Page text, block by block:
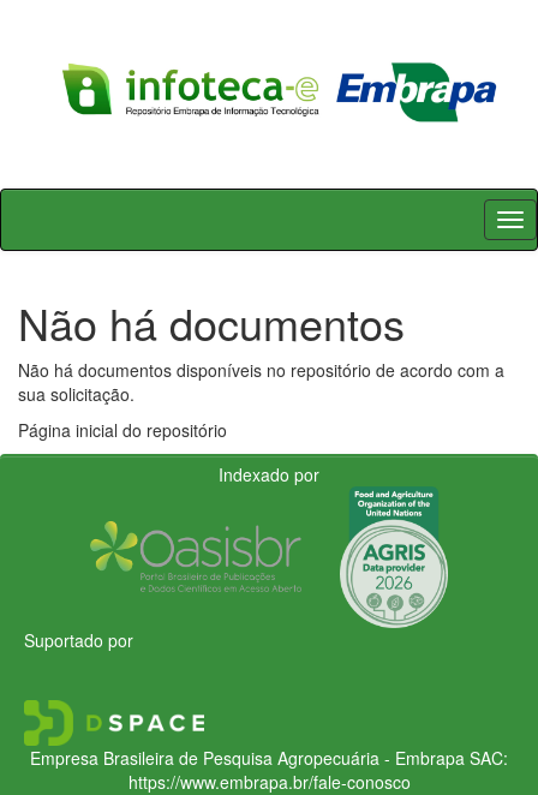
Skip
Não há documentos
Não há documentos disponíveis no repositório de acordo com a
sua solicitação.
Página inicial do repositório
Indexado por
Suportado por
Empresa Brasileira de Pesquisa Agropecuária - Embrapa SAC:
https://www.embrapa.br/fale-conosco